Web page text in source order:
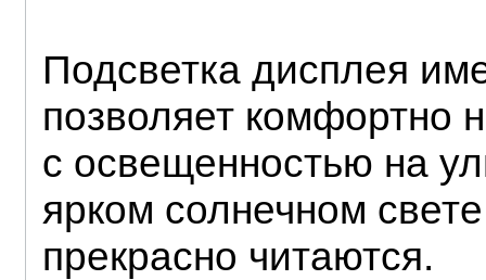
Подсветка дисплея
позволяет комфортно
с освещенностью на
ярком солнечном
прекрасно читаются.